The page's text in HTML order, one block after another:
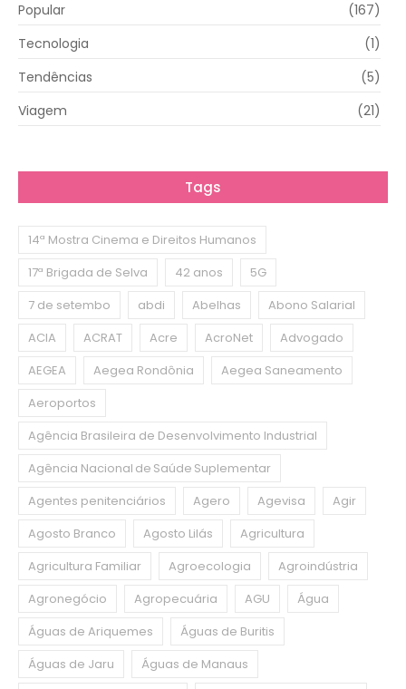
Popular
(167)
Tecnologia
(1)
Tendências
(5)
Viagem
(21)
Tags
14ª Mostra Cinema e Direitos Humanos
17ª Brigada de Selva
42 anos
5G
7 de setembo
abdi Abelhas
Abono Salarial
ACIA
ACRAT Acre AcroNet
Advogado
AEGEA
Aegea Rondônia
Aegea Saneamento
Aeroportos
Agência Brasileira de Desenvolvimento Industrial
Agência Nacional de Saúde Suplementar
Agentes penitenciários
Agero Agevisa
Agir
Agosto Branco
Agosto Lilás
Agricultura
Agricultura Familiar
Agroecologia
Agroindústria
Agronegócio
Agropecuária AGU
Água
Águas de Ariquemes
Águas de Buritis
Águas de Jaru
Águas de Manaus